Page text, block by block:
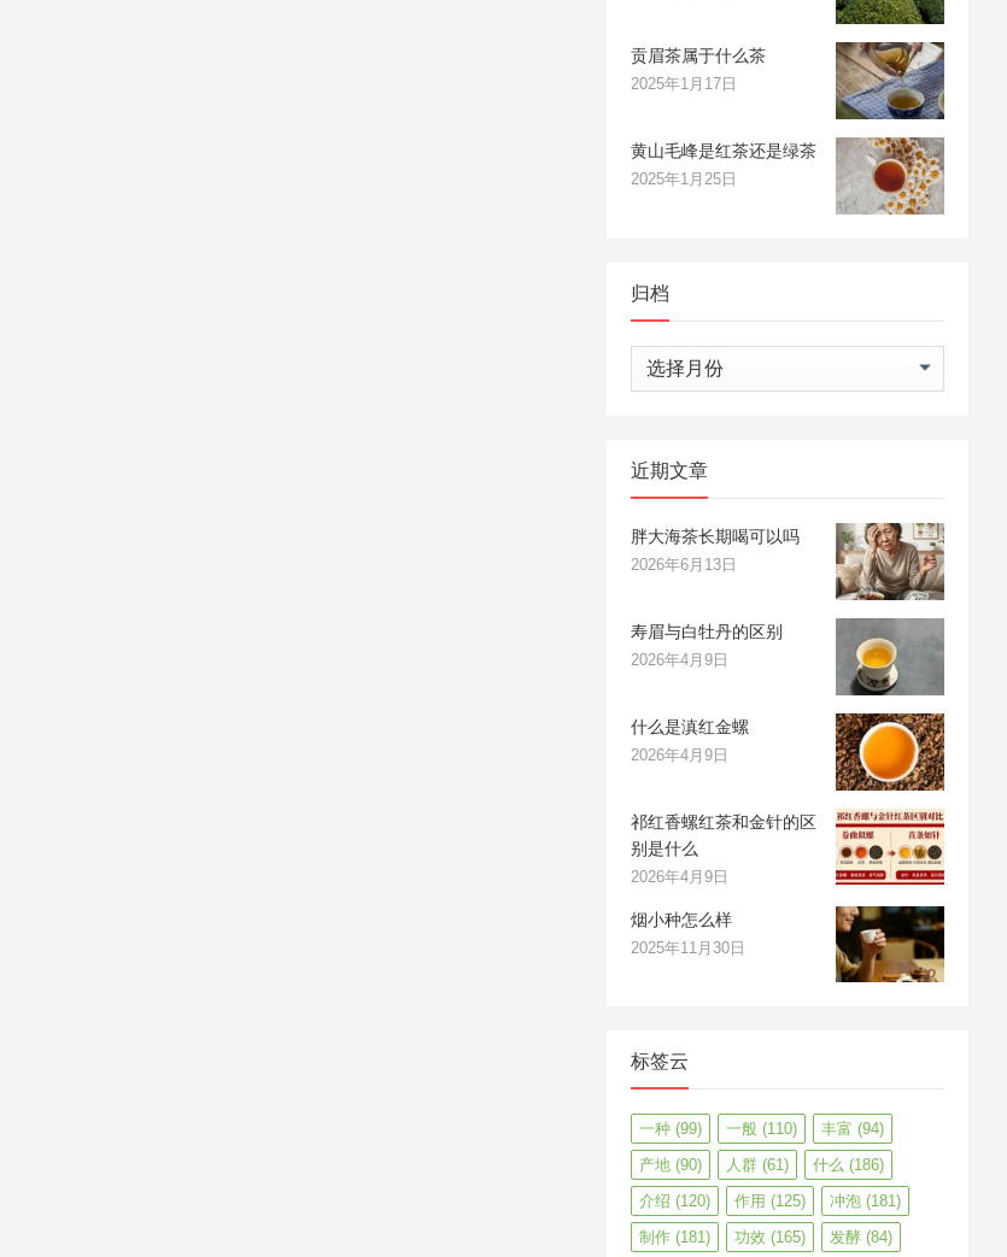
贡眉茶属于什么茶
2025年1月17日
黄山毛峰是红茶还是绿茶
2025年1月25日
归档
归
档
近期文章
胖大海茶长期喝可以吗
2026年6月13日
寿眉与白牡丹的区别
2026年4月9日
什么是滇红金螺
2026年4月9日
祁红香螺红茶和金针的区
别是什么
2026年4月9日
烟小种怎么样
2025年11月30日
标签云
一种 (99) 一般 (110) 丰富 (94)
产地 (90) 人群 (61) 什么 (186)
介绍 (120) 作用 (125) 冲泡 (181)
制作 (181) 功效 (165) 发酵 (84)